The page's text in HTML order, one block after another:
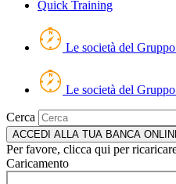
Quick Training
Le società del
Le società del
Cerca
ACCEDI ALLA TUA BANCA
Per favore, clicca qui per
Caricamento